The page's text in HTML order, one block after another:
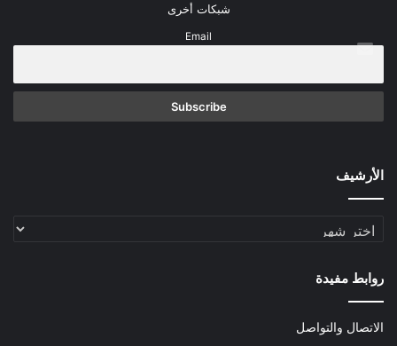
شبكات أخرى
Email
الأرشيف
الأرشيف
روابط مفيدة
الاتصال والتواصل